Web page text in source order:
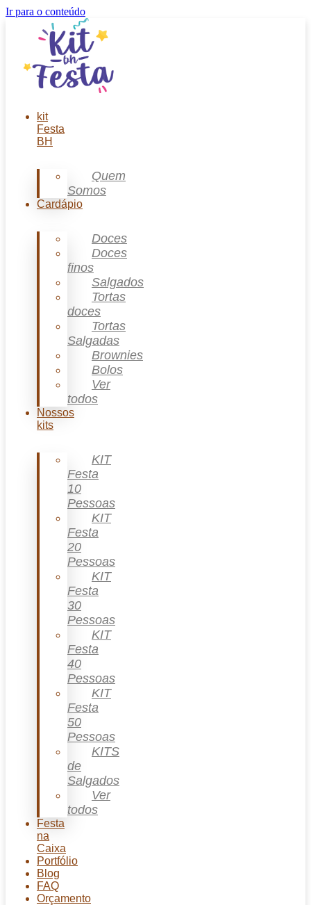
Ir para o conteúdo
kit
Festa
BH
Quem
Somos
Cardápio
Doces
Doces
finos
Salgados
Tortas
doces
Tortas
Salgadas
Brownies
Bolos
Ver
todos
Nossos
kits
KIT
Festa
10
Pessoas
KIT
Festa
20
Pessoas
KIT
Festa
30
Pessoas
KIT
Festa
40
Pessoas
KIT
Festa
50
Pessoas
KITS
de
Salgados
Ver
todos
Festa
na
Caixa
Portfólio
Blog
FAQ
Orçamento